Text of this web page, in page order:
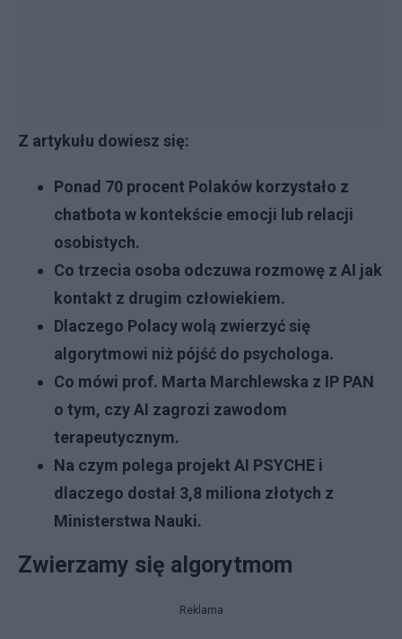
Z artykułu dowiesz się:
Ponad 70 procent Polaków korzystało z
chatbota w kontekście emocji lub relacji
osobistych.
Co trzecia osoba odczuwa rozmowę z AI jak
kontakt z drugim człowiekiem.
Dlaczego Polacy wolą zwierzyć się
algorytmowi niż pójść do psychologa.
Co mówi prof. Marta Marchlewska z IP PAN
o tym, czy AI zagrozi zawodom
terapeutycznym.
Na czym polega projekt AI PSYCHE i
dlaczego dostał 3,8 miliona złotych z
Ministerstwa Nauki.
Zwierzamy się algorytmom
Reklama